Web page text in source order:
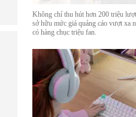
Không chỉ thu hút hơn 200 triệu
sở hữu mức giá quảng cáo vượt xa
có hàng chục triệu fan.